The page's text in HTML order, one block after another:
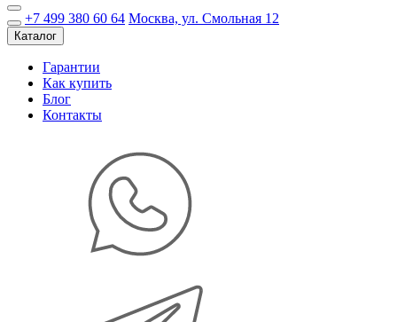
+7 499 380 60 64 Москва, ул. Смольная 12
Каталог
Гарантии
Как купить
Блог
Контакты